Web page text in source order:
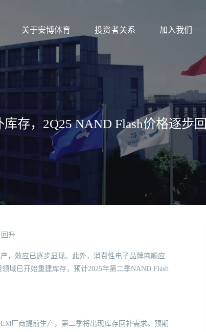
关于安博体育 投资者关系 加入我们
存，2Q25 NAND Flash价格逐步
回升
，效应已逐步显现。此外，消费性电子品牌商顺应
域已开始重建库存，预计2025年第二季NAND Flash
厂商提前生产，第二季将出现库存回补需求。预期